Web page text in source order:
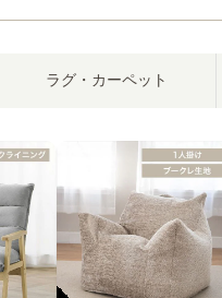
ラグ・カーペット